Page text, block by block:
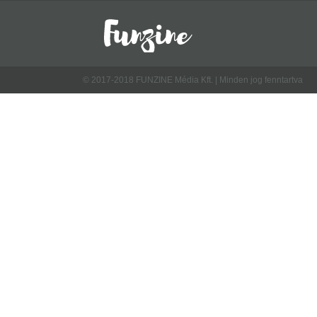
© 2017-2018 FUNZINE Média Kft. | Minden jog fenntartva